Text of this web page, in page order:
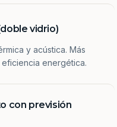
vidrio)
y acústica. Más
energética.
con previsión